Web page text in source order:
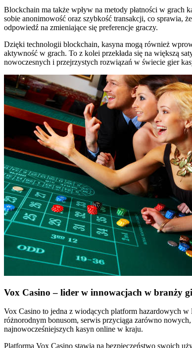
Blockchain ma także wpływ na metody płatności w
sobie anonimowość oraz szybkość transakcji, co sprawia,
odpowiedź na zmieniające się preferencje graczy.
Dzięki technologii blockchain, kasyna mogą również
aktywność w grach. To z kolei przekłada się na większą
nowoczesnych i przejrzystych rozwiązań w świecie gier
Vox Casino – lider w innowacjach w branży
Vox Casino to jedna z wiodących platform hazardowych
różnorodnym bonusom, serwis przyciąga zarówno
najnowocześniejszych kasyn online w kraju.
Platforma Vox Casino stawia na bezpieczeństwo swoich